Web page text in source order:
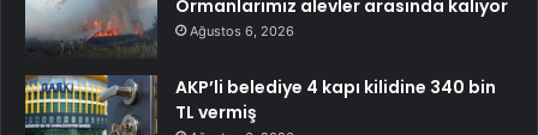
Ormanlarımız alevler arasında kalıyor
Ağustos 6, 2026
AKP’li belediye 4 kapı kilidine 340 bin
TL vermiş